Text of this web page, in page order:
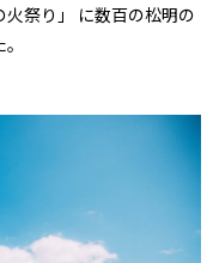
祭り」 に数百の松明の